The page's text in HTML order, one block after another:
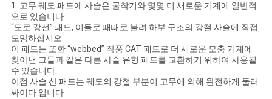
사
이
트
1. 고무 궤도 패드에 사슬은 굴착기와 몇몇 더 새로운 기계에 일반적
으로 있습니다.
“도로 강선” 패드, 이들로 때때로 불려 하부 구조의 강철 사슬에 직접
도망하십시오.
이 패드는 또한 “webbed” 작풍 CAT 패드로 더 새로운 모충 기계에
찾아낸 그들과 같은 다른 사슬 유형 패드를 교환하기 위하여 사용될
수 있습니다.
이점 사슬 산 패드는 궤도의 강철 부분이 고무에 의해 완전하게 둘러
싸이다 입니다.